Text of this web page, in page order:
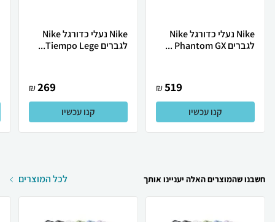
Nike נעלי כדורגל Nike
לגברים Phantom GX ...
519
₪
קנו עכשיו
Nike נעלי כדורגל Nike
לגברים Tiempo Lege...
269
₪
קנו עכשיו
חשבנו שהמוצרים האלה יעניינו אותך לכל המוצרים